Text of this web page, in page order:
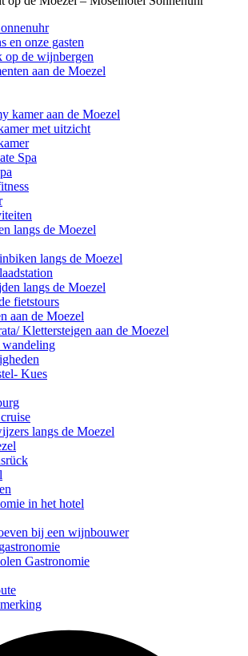
en onze gasten
op de wijnbergen
aan de Moezel
kamer aan de Moezel
met uitzicht
Spa
langs de Moezel
langs de Moezel
langs de Moezel
fietstours
aan de Moezel
Klettersteigen aan de Moezel
wandeling
Kues
langs de Moezel
in het hotel
bij een wijnbouwer
Gastronomie